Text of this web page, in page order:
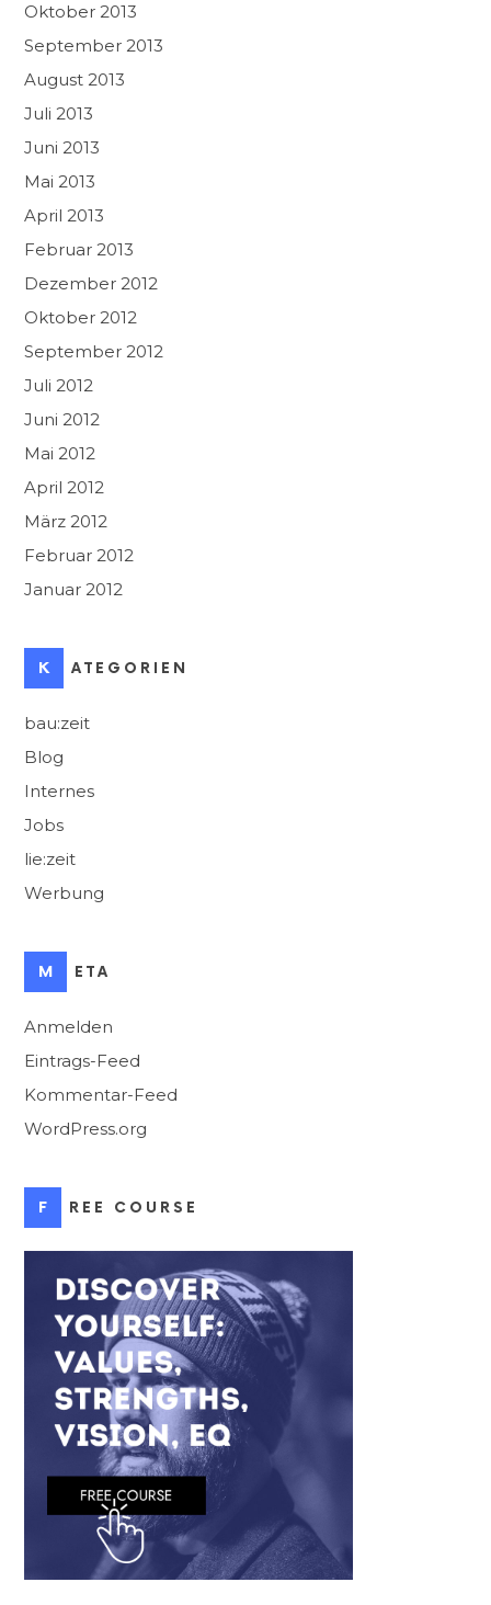
Oktober 2013
September 2013
August 2013
Juli 2013
Juni 2013
Mai 2013
April 2013
Februar 2013
Dezember 2012
Oktober 2012
September 2012
Juli 2012
Juni 2012
Mai 2012
April 2012
März 2012
Februar 2012
Januar 2012
KATEGORIEN
bau:zeit
Blog
Internes
Jobs
lie:zeit
Werbung
META
Anmelden
Eintrags-Feed
Kommentar-Feed
WordPress.org
FREE COURSE